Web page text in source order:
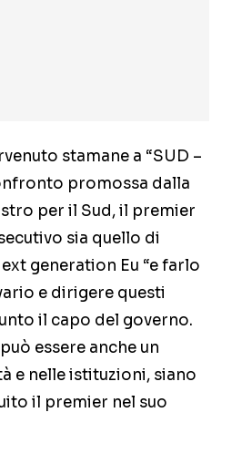
stamane a “SUD –
promossa dalla
per il Sud, il premier
sia quello di
generation Eu “e farlo
e dirigere questi
il capo del governo.
essere anche un
e nelle istituzioni, siano
il premier nel suo